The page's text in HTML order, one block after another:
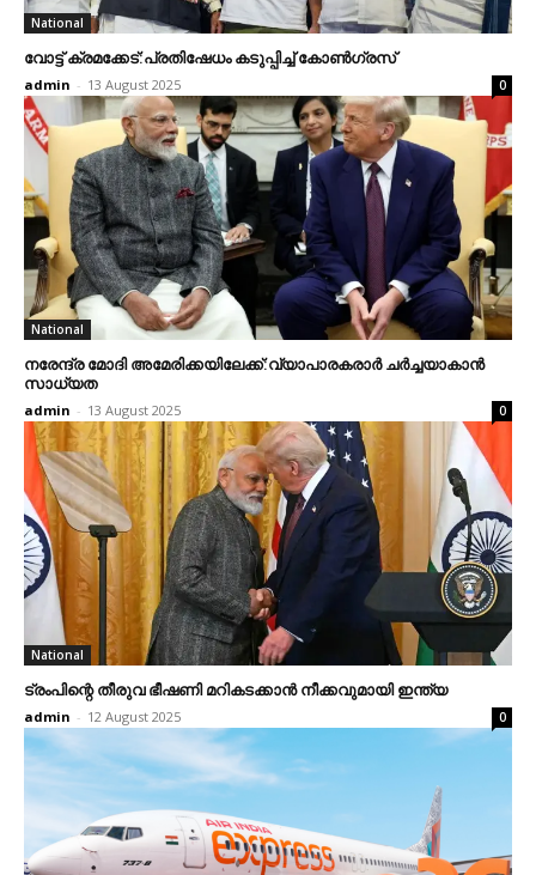
National
വോട്ട് ക്രമക്കേട്:പ്രതിഷേധം കടുപ്പിച്ച് കോണ്‍ഗ്രസ്
admin - 13 August 2025 0
National
നരേന്ദ്ര മോദി അമേരിക്കയിലേക്ക്:വ്യാപാരകരാര്‍ ചര്‍ച്ചയാകാന്‍
സാധ്യത
admin - 13 August 2025 0
National
ട്രംപിന്റെ തീരുവ ഭീഷണി മറികടക്കാന്‍ നീക്കവുമായി ഇന്ത്യ
admin - 12 August 2025 0